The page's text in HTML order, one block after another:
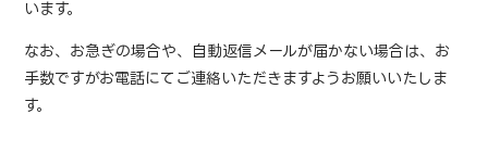
います。
なお、お急ぎの場合や、自動返信メールが届かない場合は、 お
手数ですがお電話にてご連絡いただきますようお願いいたしま
す。